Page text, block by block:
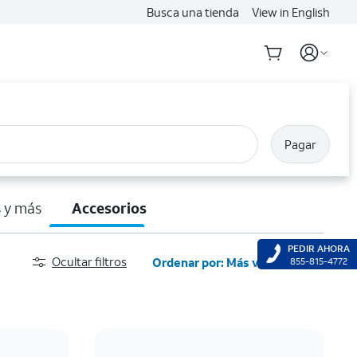
Busca una tienda View in English
Pagar
más Accesorios
Ocultar filtros
Ordenar por: Más vendidos
PEDIR AHORA
855-815-4772